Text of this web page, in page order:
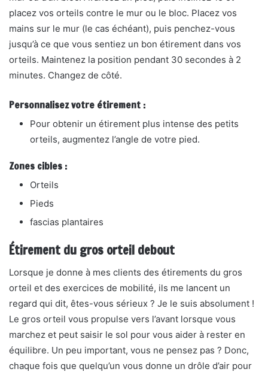
placez vos orteils contre le mur ou le bloc. Placez vos
mains sur le mur (le cas échéant), puis penchez-vous
jusqu’à ce que vous sentiez un bon étirement dans vos
orteils. Maintenez la position pendant 30 secondes à 2
minutes. Changez de côté.
Personnalisez votre étirement :
Pour obtenir un étirement plus intense des petits
orteils, augmentez l’angle de votre pied.
Zones cibles :
Orteils
Pieds
fascias plantaires
Étirement du gros orteil debout
Lorsque je donne à mes clients des étirements du gros
orteil et des exercices de mobilité, ils me lancent un
regard qui dit, êtes-vous sérieux ? Je le suis absolument !
Le gros orteil vous propulse vers l’avant lorsque vous
marchez et peut saisir le sol pour vous aider à rester en
équilibre. Un peu important, vous ne pensez pas ? Donc,
chaque fois que quelqu’un vous donne un drôle d’air pour